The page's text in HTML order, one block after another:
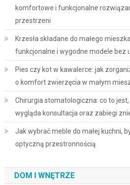
komfortowe i funkcjonalne
przestrzeni
Krzesła składane do małego
funkcjonalne i wygodne modele bez
Pies czy kot w kawalerce: jak
o komfort zwierzęcia w małym
Chirurgia stomatologiczna: co to
wygląda konsultacja oraz zabiegi
Jak wybrać meble do małej kuchni,
optyczną przestronnością
DOM I WNĘTRZE